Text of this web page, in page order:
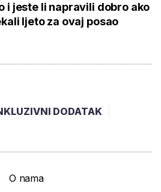
i jeste li napravili dobro ako
ljeto za ovaj posao
DODATAK
O nama